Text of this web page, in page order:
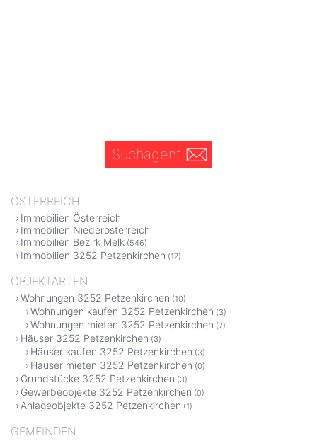
Suchagent
ÖSTERREICH
Immobilien Österreich
Immobilien Niederösterreich
Immobilien Bezirk Melk (546)
Immobilien 3252 Petzenkirchen (17)
OBJEKTARTEN
Wohnungen 3252 Petzenkirchen (10)
Wohnungen kaufen 3252 Petzenkirchen (3)
Wohnungen mieten 3252 Petzenkirchen (7)
Häuser 3252 Petzenkirchen (3)
Häuser kaufen 3252 Petzenkirchen (3)
Häuser mieten 3252 Petzenkirchen (0)
Grundstücke 3252 Petzenkirchen (3)
Gewerbeobjekte 3252 Petzenkirchen (0)
Anlageobjekte 3252 Petzenkirchen (1)
GEMEINDEN